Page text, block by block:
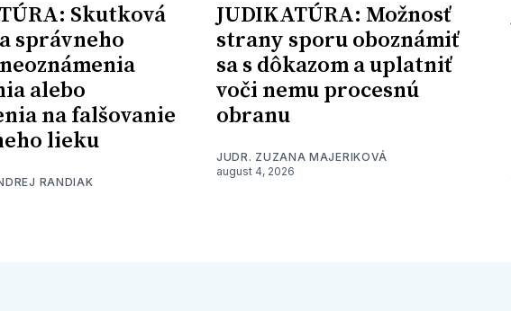
Skutková
správneho
alebo
na falšovanie
lieku
RANDIAK
JUDIKATÚRA: Možnosť
strany sporu oboznámiť
sa s dôkazom a uplatniť
voči nemu procesnú
obranu
JUDR. ZUZANA MAJERIKOVÁ
august 4, 2026